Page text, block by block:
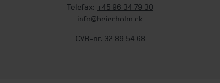
Telefax: +45 96 34 79 30
info@beierholm.dk
CVR-nr. 32 89 54 68